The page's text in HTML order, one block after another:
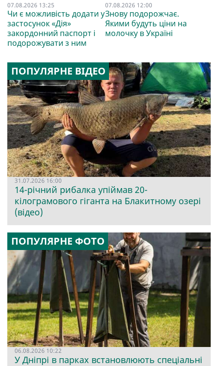
07.08.2026 13:25
Чи є можливість додати у
застосунок «Дія»
закордонний паспорт і
подорожувати з ним
07.08.2026 12:00
Знову подорожчає.
Якими будуть ціни на
молочку в Україні
ПОПУЛЯРНЕ ВІДЕО
31.07.2026 16:00
14-річний рибалка упіймав 20-
кілограмового гіганта на Блакитному озері
(відео)
ПОПУЛЯРНЕ ФОТО
06.08.2026 10:22
У Дніпрі в парках встановлюють спеціальні